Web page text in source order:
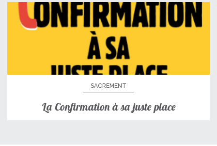
SACREMENT
La Confirmation à sa juste place